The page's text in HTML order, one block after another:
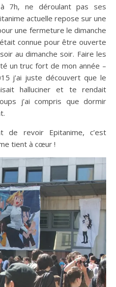
7h, ne déroulant pas ses
actuelle repose sur une
une fermeture le dimanche
connue pour être ouverte
au dimanche soir. Faire les
un truc fort de mon année –
j’ai juste découvert que le
halluciner et te rendait
j’ai compris que dormir
revoir Epitanime, c’est
tient à cœur !